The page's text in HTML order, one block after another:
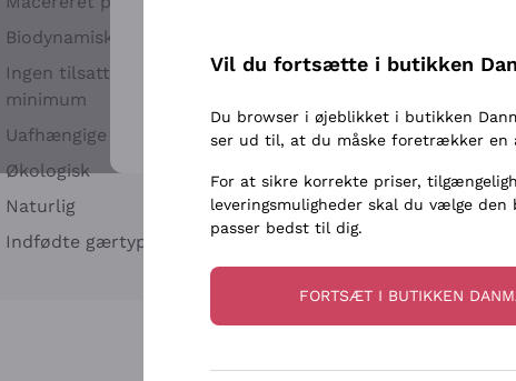
Biodynamisk
Ingen tilsatte sulfitter eller
minimum
Uafhængige Vinavlere
Økologisk
Naturlig
Indfødte gærtyper
Biondi Santi
Franz Haas
Argiolas
Zenato
Ca' dei Frati
Tilmeld
For flere oplysninger, læs voresPrivatlivspolitik
Vil du fortsætte i butikken
Du browser i øjeblikket i butikken
ser ud til, at du måske foretrækker en
For at sikre korrekte priser,
leveringsmuligheder skal du vælge den
passer bedst til dig.
FORTSÆT I BUTIKKEN